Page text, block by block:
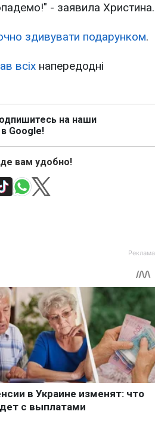
- заявила Христина.
здивувати подарунком.
всіх напередодні
на наши
Google!
вам удобно!